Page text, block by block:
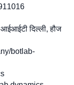
दिल्ली, हौज
botlab-